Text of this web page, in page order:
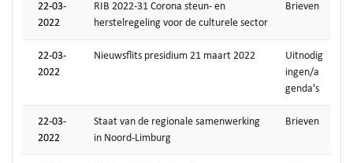
22-03-
2022
RIB 2022-31 Corona steun- en
herstelregeling voor de culturele sector
Brieven
22-03-
2022
Nieuwsflits presidium 21 maart 2022
Uitnodig
ingen/a
genda's
22-03-
2022
Staat van de regionale samenwerking
in Noord-Limburg
Brieven